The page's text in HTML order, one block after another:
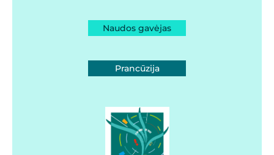
Naudos gavėjas
Prancūzija